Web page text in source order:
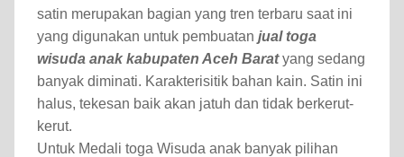
satin merupakan bagian yang tren terbaru saat ini
yang digunakan untuk pembuatan jual toga
wisuda anak kabupaten Aceh Baratyang sedang
banyak diminati. Karakterisitik bahan kain. Satin ini
halus, tekesan baik akan jatuh dan tidak berkerut-
kerut.
Untuk Medali toga Wisuda anak banyak pilihan